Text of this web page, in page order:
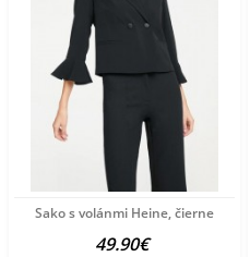
Sako s volánmi Heine, čierne
49.90€